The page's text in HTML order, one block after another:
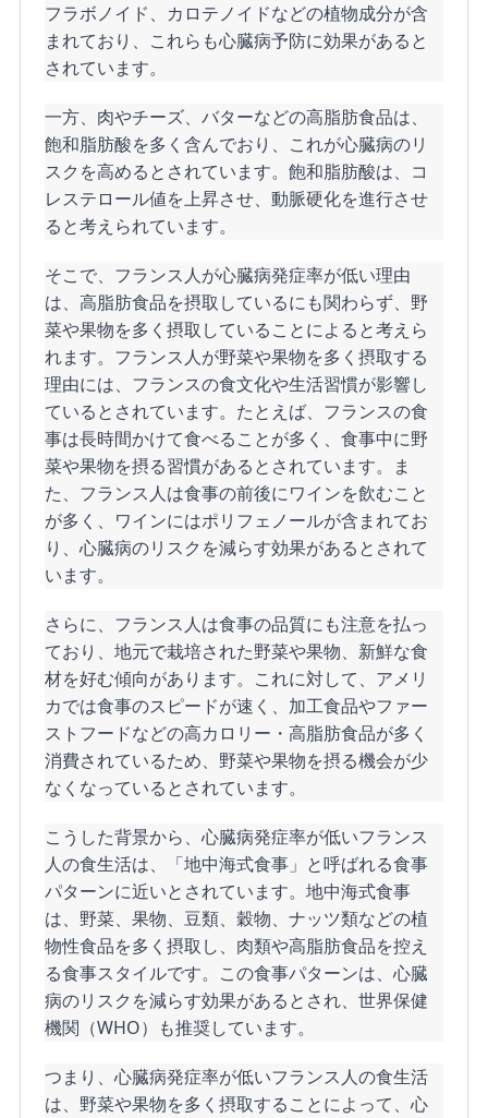
フラボノイド、カロテノイドなどの植物成分が含
まれており、これらも心臓病予防に効果があると
されています。
一方、肉やチーズ、バターなどの高脂肪食品は、
飽和脂肪酸を多く含んでおり、これが心臓病のリ
スクを高めるとされています。飽和脂肪酸は、コ
レステロール値を上昇させ、動脈硬化を進行させ
ると考えられています。
そこで、フランス人が心臓病発症率が低い理由
は、高脂肪食品を摂取しているにも関わらず、野
菜や果物を多く摂取していることによると考えら
れます。フランス人が野菜や果物を多く摂取する
理由には、フランスの食文化や生活習慣が影響し
ているとされています。たとえば、フランスの食
事は長時間かけて食べることが多く、食事中に野
菜や果物を摂る習慣があるとされています。ま
た、フランス人は食事の前後にワインを飲むこと
が多く、ワインにはポリフェノールが含まれてお
り、心臓病のリスクを減らす効果があるとされて
います。
さらに、フランス人は食事の品質にも注意を払っ
ており、地元で栽培された野菜や果物、新鮮な食
材を好む傾向があります。これに対して、アメリ
カでは食事のスピードが速く、加工食品やファー
ストフードなどの高カロリー・高脂肪食品が多く
消費されているため、野菜や果物を摂る機会が少
なくなっているとされています。
こうした背景から、心臓病発症率が低いフランス
人の食生活は、「地中海式食事」と呼ばれる食事
パターンに近いとされています。地中海式食事
は、野菜、果物、豆類、穀物、ナッツ類などの植
物性食品を多く摂取し、肉類や高脂肪食品を控え
る食事スタイルです。この食事パターンは、心臓
病のリスクを減らす効果があるとされ、世界保健
機関（WHO）も推奨しています。
つまり、心臓病発症率が低いフランス人の食生活
は、野菜や果物を多く摂取することによって、心